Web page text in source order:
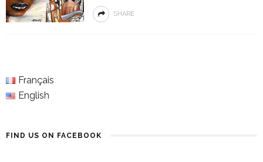
SHARE
Français
English
FIND US ON FACEBOOK